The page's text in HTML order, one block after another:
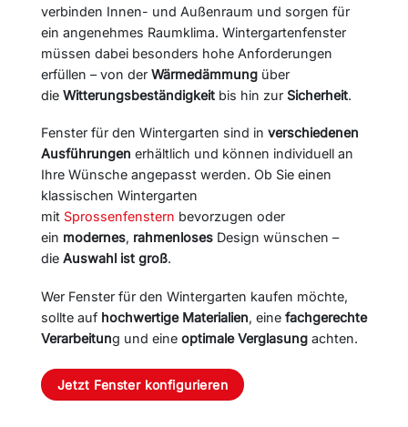
verbinden Innen- und Außenraum und sorgen für
ein angenehmes Raumklima. Wintergartenfenster
müssen dabei besonders hohe Anforderungen
erfüllen – von der Wärmedämmung über
die Witterungsbeständigkeit bis hin zur Sicherheit.
Fenster für den Wintergarten sind in verschiedenen
Ausführungen erhältlich und können individuell an
Ihre Wünsche angepasst werden. Ob Sie einen
klassischen Wintergarten
mit Sprossenfenstern bevorzugen oder
ein modernes, rahmenloses Design wünschen –
die Auswahl ist groß.
Wer Fenster für den Wintergarten kaufen möchte,
sollte auf hochwertige Materialien, eine fachgerechte
Verarbeitung und eine optimale Verglasung achten.
Jetzt Fenster konfigurieren